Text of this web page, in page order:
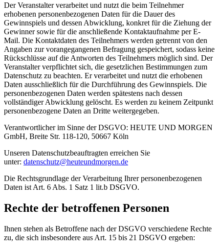
Der Veranstalter verarbeitet und nutzt die beim Teilnehmer
erhobenen personenbezogenen Daten für die Dauer des
Gewinnspiels und dessen Abwicklung, konkret für die Ziehung der
Gewinner sowie für die anschließende Kontaktaufnahme per E-
Mail. Die Kontaktdaten des Teilnehmers werden getrennt von den
Angaben zur vorangegangenen Befragung gespeichert, sodass keine
Rückschlüsse auf die Antworten des Teilnehmers möglich sind. Der
Veranstalter verpflichtet sich, die gesetzlichen Bestimmungen zum
Datenschutz zu beachten. Er verarbeitet und nutzt die erhobenen
Daten ausschließlich für die Durchführung des Gewinnspiels. Die
personenbezogenen Daten werden spätestens nach dessen
vollständiger Abwicklung gelöscht. Es werden zu keinem Zeitpunkt
personenbezogene Daten an Dritte weitergegeben.
Verantwortlicher im Sinne der DSGVO: HEUTE UND MORGEN
GmbH, Breite Str. 118-120, 50667 Köln
Unseren Datenschutzbeauftragten erreichen Sie
unter: datenschutz@heuteundmorgen.de
Die Rechtsgrundlage der Verarbeitung Ihrer personenbezogenen
Daten ist Art. 6 Abs. 1 Satz 1 lit.b DSGVO.
Rechte der betroffenen Personen
Ihnen stehen als Betroffene nach der DSGVO verschiedene Rechte
zu, die sich insbesondere aus Art. 15 bis 21 DSGVO ergeben: